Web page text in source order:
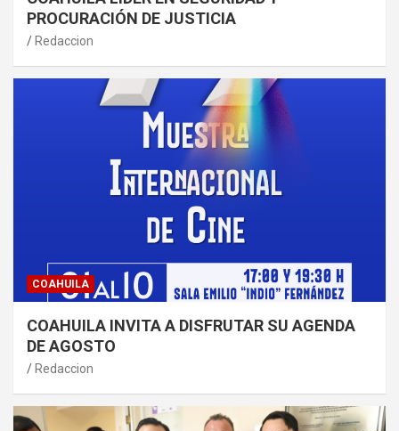
PROCURACIÓN DE JUSTICIA
Redaccion
COAHUILA
COAHUILA INVITA A DISFRUTAR SU AGENDA
DE AGOSTO
Redaccion